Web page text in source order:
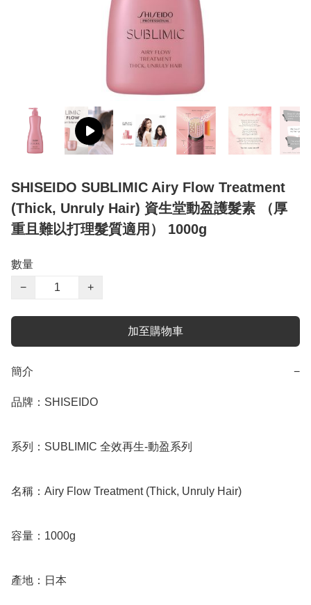
SHISEIDO SUBLIMIC Airy Flow Treatment
(Thick, Unruly Hair) 資生堂動盈護髮素 （厚
重且難以打理髮質適用） 1000g
數量
−
+
加至購物車
簡介 −
品牌：SHISEIDO
系列：SUBLIMIC 全效再生-動盈系列
名稱：Airy Flow Treatment (Thick, Unruly Hair)
容量：1000g
產地：日本